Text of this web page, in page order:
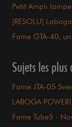
Petit Ampli
[RESOLU]
Fame GTA-40,
Sujets les plus
Fame JTA-05
LABOGA
Fame Tube5 -